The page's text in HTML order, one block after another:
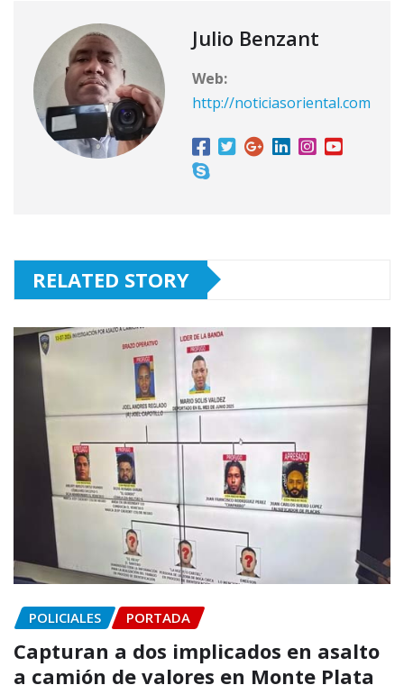
Julio Benzant
Web:
http://noticiasoriental.com
RELATED STORY
POLICIALES PORTADA
Capturan a dos implicados en asalto
a camión de valores en Monte Plata